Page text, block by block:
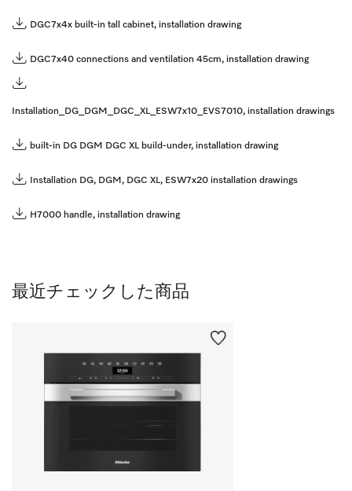
DGC7x4x built-in tall cabinet, installation drawing
DGC7x40 connections and ventilation 45cm, installation drawing
Installation_DG_DGM_DGC_XL_ESW7x10_EVS7010, installation drawings
built-in DG DGM DGC XL build-under, installation drawing
Installation DG, DGM, DGC XL, ESW7x20 installation drawings
H7000 handle, installation drawing
最近チェックした商品